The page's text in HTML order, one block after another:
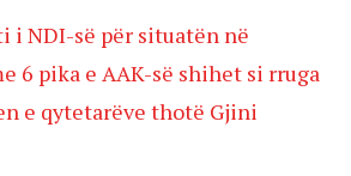
i NDI-së për situatën në
6 pika e AAK-së shihet si rruga
e qytetarëve thotë Gjini